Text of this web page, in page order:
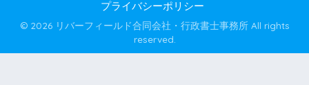
プライバシーポリシー
© 2026 リバーフィールド合同会社・行政書士事務所 All rights
reserved.